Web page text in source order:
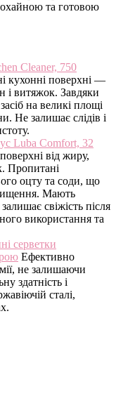
та готовою
Cleaner, 750
кухонні поверхні —
і витяжок. Завдяки
на великі площі
Не залишає слідів і
Luba Comfort, 32
від жиру,
Пропитані
оцту та соди, що
Мають
свіжість після
використання та
серветки
Ефективно
не залишаючи
здатність і
сталі,